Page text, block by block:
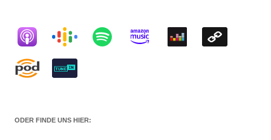
ODER FINDE UNS HIER: